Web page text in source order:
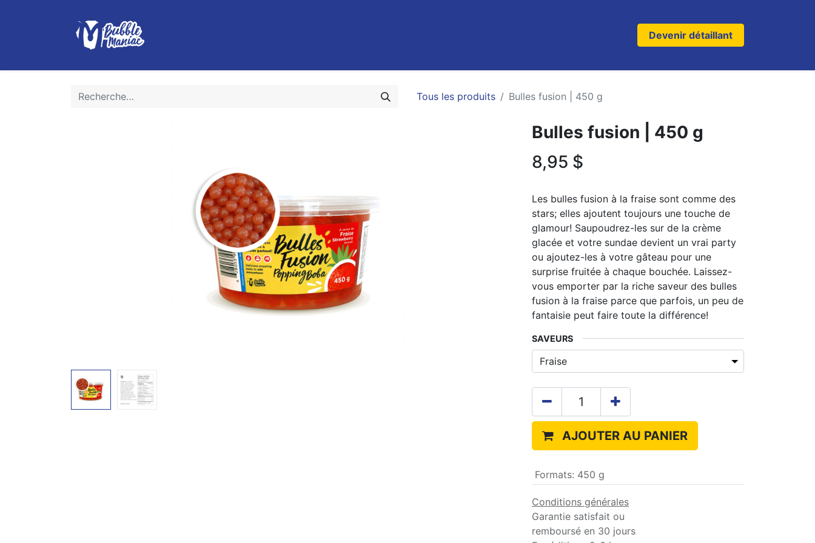
Devenir détaillant
Tous les produits Bulles fusion | 450 g
Bulles fusion | 450 g
8,95 $
Les bulles fusion à la fraise sont comme des
stars; elles ajoutent toujours une touche de
glamour! Saupoudrez-les sur de la crème
glacée et votre sundae devient un vrai party
ou ajoutez-les à votre gâteau pour une
surprise fruitée à chaque bouchée. Laissez-
vous emporter par la riche saveur des bulles
fusion à la fraise parce que parfois, un peu de
fantaisie peut faire toute la différence!
​SAVEURS
AJOUTER AU PANIER
Formats: 450 g
Conditions générales
Garantie satisfait ou
remboursé en 30 jours